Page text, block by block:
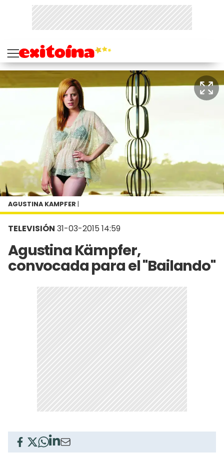
TELEVISIÓN 31-03-2015 14:59
Agustina Kämpfer,
convocada para el "Bailando"
AGUSTINA KAMPFER |